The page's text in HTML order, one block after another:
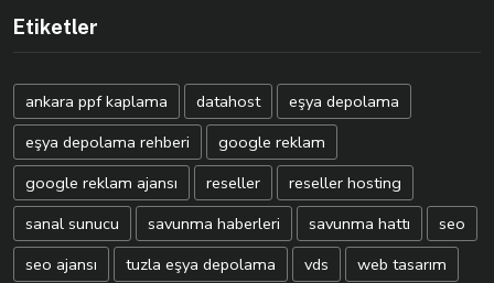
Etiketler
ankara ppf kaplama datahost
eşya depolama
eşya depolama rehberi
google reklam
google reklam ajansı
reseller
reseller hosting
sanal sunucu
savunma haberleri savunma hattı
seo
seo ajansı
tuzla eşya depolama vds
web tasarım